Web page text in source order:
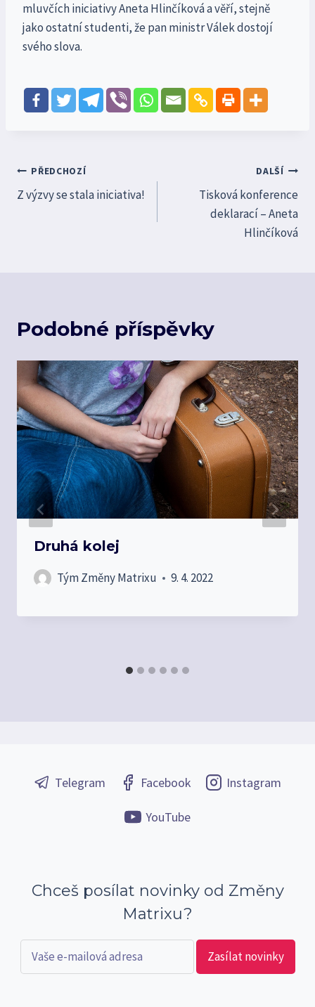
mluvčích iniciativy Aneta Hlinčíková a věří, stejně
jako ostatní studenti, že pan ministr Válek dostojí
svého slova.
Navigace
pro
PŘEDCHOZÍ
Z výzvy se stala iniciativa!
DALŠÍ
Tisková konference
deklarací – Aneta
Hlinčíková
Podobné příspěvky
Druhá kolej
Tým Změny Matrixu 9. 4. 2022
Telegram Facebook Instagram
YouTube
Chceš posílat novinky od Změny
Matrixu?